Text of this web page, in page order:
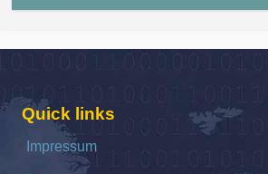
Quick links
Impressum